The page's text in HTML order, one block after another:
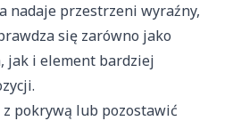
nadaje przestrzeni wyraźny,
się zarówno jako
jak i element bardziej
pokrywą lub pozostawić